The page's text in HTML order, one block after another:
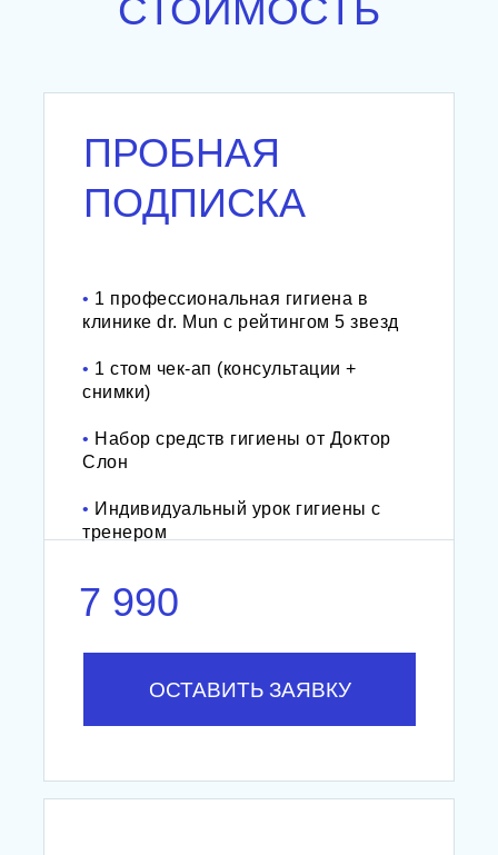
СТОИМОСТЬ
7 990
ПРОБНАЯ
ПОДПИСКА
• 1 профессиональная гигиена в
клинике dr. Mun с рейтингом 5 звезд
• 1 стом чек-ап (консультации +
снимки)
• Набор средств гигиены от Доктор
Слон
• Индивидуальный урок гигиены с
тренером
ОСТАВИТЬ ЗАЯВКУ